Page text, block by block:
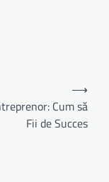
Cum să
Fii de Succes
⟶